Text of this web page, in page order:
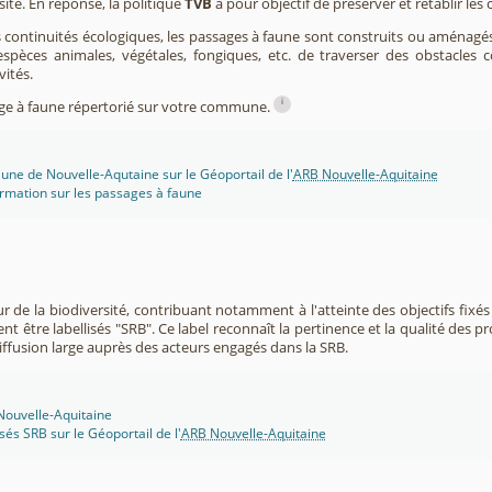
En réponse, la politiqueTVB a pour objectif de préserver et rétablir les
écologiques, les passages à faune sont construits ou
animales, végétales, fongiques, etc. de traverser des
à faune répertorié sur votre commune.
i
de Nouvelle-Aqutaine sur le Géoportail de l'ARB Nouvelle-Aquitaine
sur les passages à faune
de la biodiversité, contribuant notamment à l'atteinte des objectifs fixés
être labellisés "SRB". Ce label reconnaît la pertinence et la qualité des
large auprès des acteurs engagés dans la SRB.
Aquitaine
SRB sur le Géoportail de l'ARB Nouvelle-Aquitaine